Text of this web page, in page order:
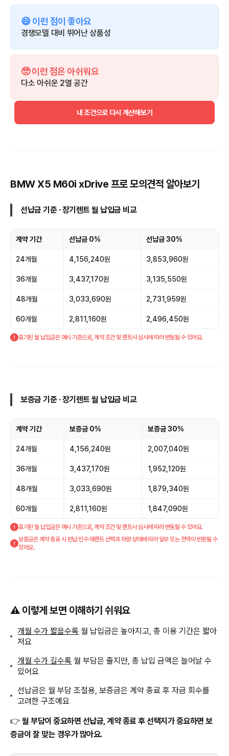
😄 이런 점이 좋아요
경쟁모델 대비 뛰어난 상품성
🥺 이런 점은 아쉬워요
다소 아쉬운 2열 공간
내 조건으로 다시 계산해보기
BMW X5 M60i xDrive 프로 모의견적 알아보기
선납금 기준 · 장기렌트 월 납입금 비교
계약 기간 선납금 0% 선납금 30%
24개월 4,156,240원 3,853,960원
36개월 3,437,170원 3,135,550원
48개월 3,033,690원 2,731,959원
60개월 2,811,160원 2,496,450원
표기된 월 납입금은 예시 기준으로, 계약 조건 및 렌트사 심사에 따라 변동될 수 있어요.
보증금 기준 · 장기렌트 월 납입금 비교
계약 기간 보증금 0% 보증금 30%
24개월 4,156,240원 2,007,040원
36개월 3,437,170원 1,952,120원
48개월 3,033,690원 1,879,340원
60개월 2,811,160원 1,847,090원
표기된 월 납입금은 예시 기준으로, 계약 조건 및 렌트사 심사에 따라 변동될 수 있어요.
보증금은 계약 종료 시 반납·인수·재렌트 선택과 차량 상태에 따라 일부 또는 전액이 반환될 수
있어요.
⚠️ 이렇게 보면 이해하기 쉬워요
개월 수가 짧을수록 월 납입금은 높아지고, 총 이용 기간은 짧아
져요
개월 수가 길수록 월 부담은 줄지만, 총 납입 금액은 늘어날 수
있어요
선납금은 월 부담 조절용, 보증금은 계약 종료 후 자금 회수를
고려한 구조예요
👉 월 부담이 중요하면 선납금, 계약 종료 후 선택지가 중요하면 보
증금이 잘 맞는 경우가 많아요.